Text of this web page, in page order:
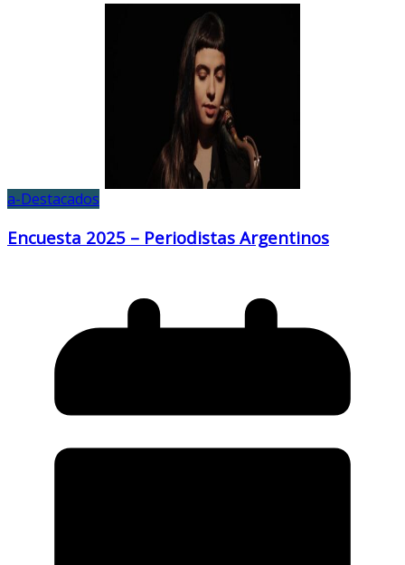
a-Destacados
Encuesta 2025 – Periodistas Argentinos